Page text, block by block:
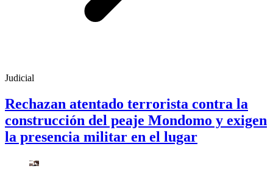
Judicial
Rechazan atentado terrorista contra la
construcción del peaje Mondomo y exigen
la presencia militar en el lugar